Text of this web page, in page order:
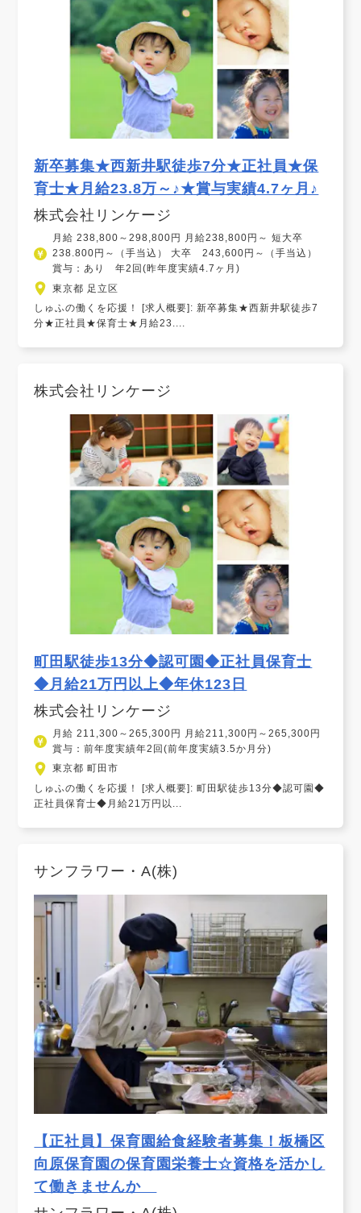
新卒募集★西新井駅徒歩7分★正社員★保
育士★月給23.8万～♪★賞与実績4.7ヶ月♪
株式会社リンケージ
月給 238,800～298,800円 月給238,800円～ 短大卒
238.800円～（手当込） 大卒 243,600円～（手当込）
賞与：あり 年2回(昨年度実績4.7ヶ月)
東京都 足立区
しゅふの働くを応援！ [求人概要]: 新卒募集★西新井駅徒歩7
分★正社員★保育士★月給23....
株式会社リンケージ
町田駅徒歩13分◆認可園◆正社員保育士
◆月給21万円以上◆年休123日
株式会社リンケージ
月給 211,300～265,300円 月給211,300円～265,300円
賞与：前年度実績年2回(前年度実績3.5か月分)
東京都 町田市
しゅふの働くを応援！ [求人概要]: 町田駅徒歩13分◆認可園◆
正社員保育士◆月給21万円以...
サンフラワー・A(株)
【正社員】保育園給食経験者募集！板橋区
向原保育園の保育園栄養士☆資格を活かし
て働きませんか